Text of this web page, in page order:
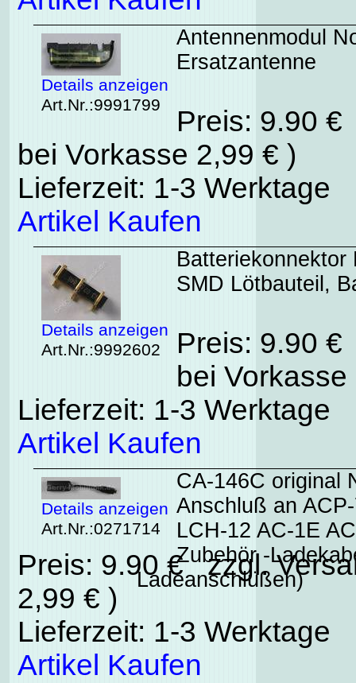
Details anzeigen
Art.Nr.:9991799
Antennenmodul
Ersatzantenne
Preis: 9.90
bei Vorkasse 2,99 € )
Lieferzeit: 1-3 Werktage
Artikel Kaufen
Details anzeigen
Art.Nr.:9992602
Batteriekonnektor
SMD Lötbauteil,
Preis: 9.90
bei
Lieferzeit: 1-3 Werktage
Artikel Kaufen
Details anzeigen
Art.Nr.:0271714
CA-146C original
Anschluß an
LCH-12 AC-1E
Zubehör -
Ladeanschlüßen)
Preis: 9.90 € zzgl.
2,99 € )
Lieferzeit: 1-3 Werktage
Artikel Kaufen